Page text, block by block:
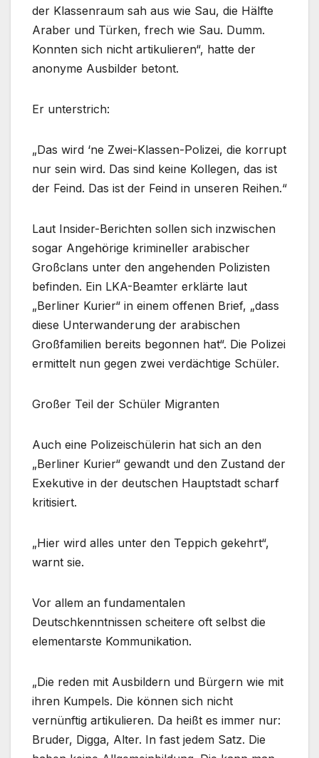
der Klassenraum sah aus wie Sau, die Hälfte
Araber und Türken, frech wie Sau. Dumm.
Konnten sich nicht artikulieren“, hatte der
anonyme Ausbilder betont.
Er unterstrich:
„Das wird ‘ne Zwei-Klassen-Polizei, die korrupt
nur sein wird. Das sind keine Kollegen, das ist
der Feind. Das ist der Feind in unseren Reihen.“
Laut Insider-Berichten sollen sich inzwischen
sogar Angehörige krimineller arabischer
Großclans unter den angehenden Polizisten
befinden. Ein LKA-Beamter erklärte laut
„Berliner Kurier“ in einem offenen Brief, „dass
diese Unterwanderung der arabischen
Großfamilien bereits begonnen hat“. Die Polizei
ermittelt nun gegen zwei verdächtige Schüler.
Großer Teil der Schüler Migranten
Auch eine Polizeischülerin hat sich an den
„Berliner Kurier“ gewandt und den Zustand der
Exekutive in der deutschen Hauptstadt scharf
kritisiert.
„Hier wird alles unter den Teppich gekehrt“,
warnt sie.
Vor allem an fundamentalen
Deutschkenntnissen scheitere oft selbst die
elementarste Kommunikation.
„Die reden mit Ausbildern und Bürgern wie mit
ihren Kumpels. Die können sich nicht
vernünftig artikulieren. Da heißt es immer nur:
Bruder, Digga, Alter. In fast jedem Satz. Die